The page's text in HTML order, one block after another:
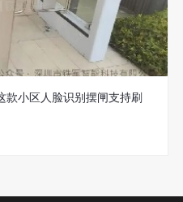
款小区人脸识别摆闸支持刷